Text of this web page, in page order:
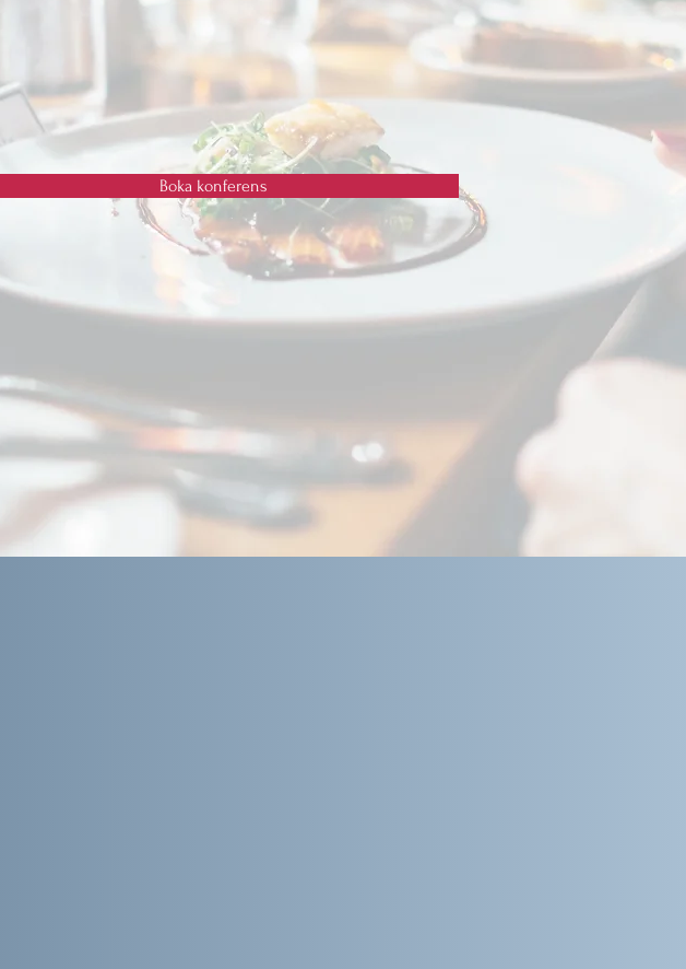
vid Gryts skärgård skapar en rofylld och inspirerande atmosfär som gör varje
Med havet som kuliss och personlig service av högsta klass formas en upplevelse
era gäster sent kommer att glömma.
Boka konferens